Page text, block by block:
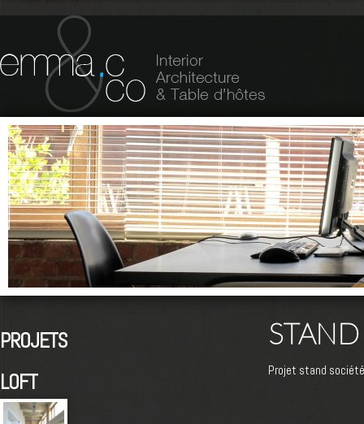
PROJETS
LOFT
STAND
Projet stand